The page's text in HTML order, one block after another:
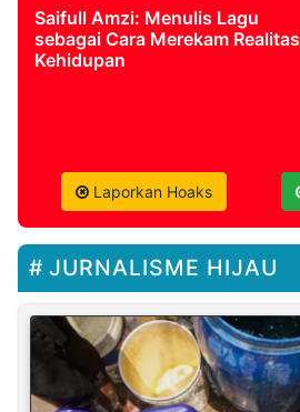
Saifull Amzi: Menulis Lagu
sebagai Cara Merekam Realitas
Kehidupan
Laporkan Hoaks
JURNALISME HIJAU